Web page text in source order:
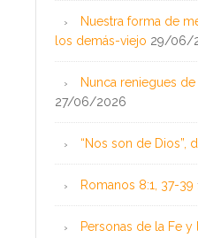
Nuestra forma de
los demás-viejo 29/06/
Nunca reniegues
27/06/2026
“Nos son de Dios”,
Romanos 8:1, 37-39
Personas de la Fe